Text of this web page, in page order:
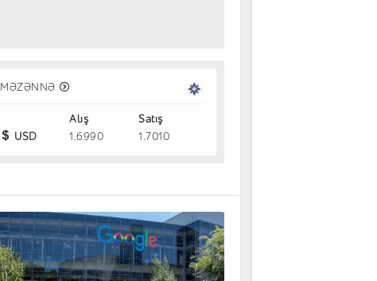
Braziliya toyuq əti və bal ixracı üçün
dən yaşıl işıq gözləyir
06.08.2026
MƏZƏNNƏ
Alış
Satış
USD
1.6990 1.7010